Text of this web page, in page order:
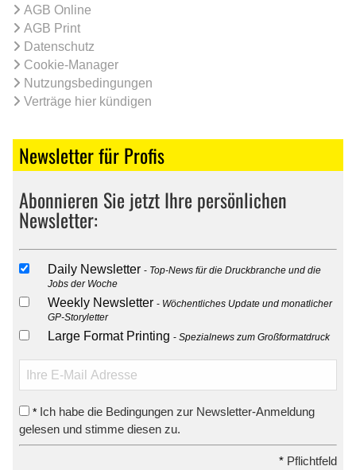
AGB Online
AGB Print
Datenschutz
Cookie-Manager
Nutzungsbedingungen
Verträge hier kündigen
Newsletter für Profis
Abonnieren Sie jetzt Ihre persönlichen
Newsletter:
Daily Newsletter
Top-News für die Druckbranche und die
Jobs der Woche
Weekly Newsletter
Wöchentliches Update und monatlicher
GP-Storyletter
Large Format Printing Spezialnews zum Großformatdruck
* Ich habe die Bedingungen zur Newsletter-Anmeldung
gelesen und stimme diesen zu.
* Pflichtfeld